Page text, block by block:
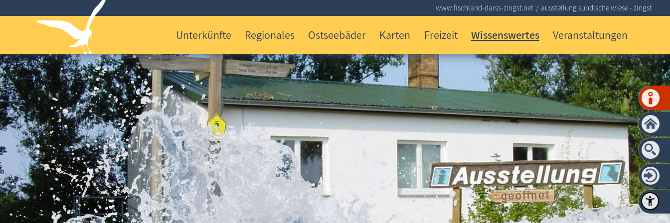
Unterkünfte Regionales Ostseebäder Karten Freizeit Wissenswertes Veranstaltungen
www.fischland-darss-zingst.net ausstellung sundische wiese - zingst